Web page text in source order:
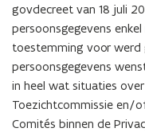
govdecreet van 18 juli
persoonsgegevens
toestemming voor werd
persoonsgegevens
in heel wat situaties
Toezichtcommissie en/
Comités binnen de